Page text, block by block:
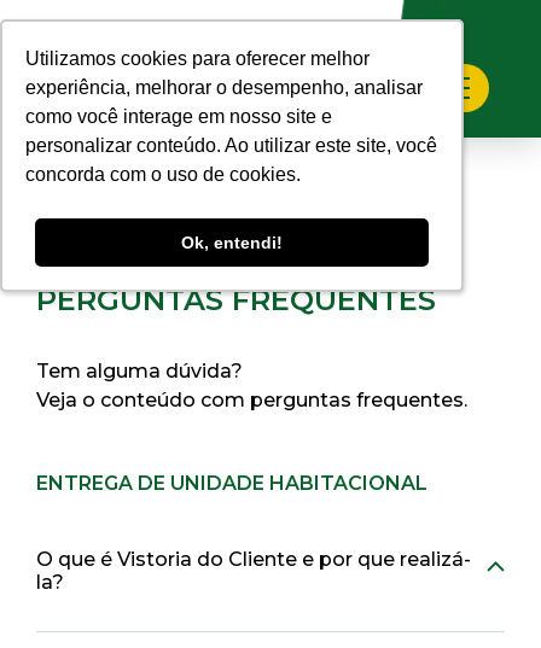
Utilizamos cookies para oferecer melhor
experiência, melhorar o desempenho, analisar
como você interage em nosso site e
personalizar conteúdo. Ao utilizar este site, você
concorda com o uso de cookies.
Ok, entendi!
Utilizamos cookies para oferecer melhor
experiência, melhorar o desempenho, analisar
como você interage em nosso site e
personalizar conteúdo. Ao utilizar este site, você
concorda com o uso de cookies.
Ok, entendi!
PERGUNTAS FREQUENTES
Tem alguma dúvida?
Veja o conteúdo com perguntas frequentes.
ENTREGA DE UNIDADE HABITACIONAL
O que é Vistoria do Cliente e por que realizá-
la?